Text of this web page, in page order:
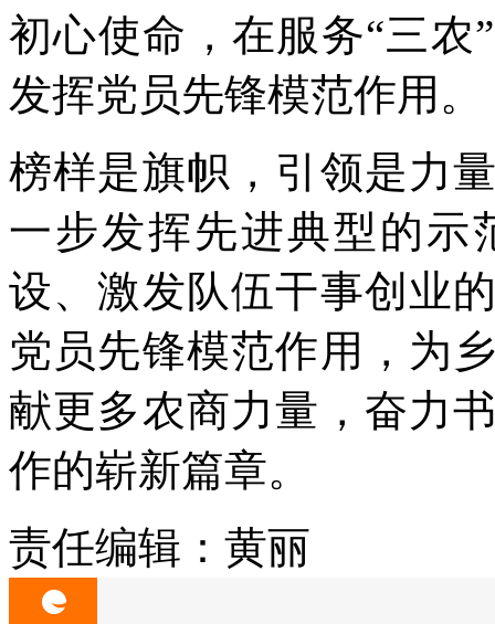
初心使命，在服务“三
发挥党员先锋模范作用。
榜样是旗帜，引领是力
一步发挥先进典型的示
设、激发队伍干事创业
党员先锋模范作用，为
献更多农商力量，奋力
作的崭新篇章。
责任编辑：黄丽